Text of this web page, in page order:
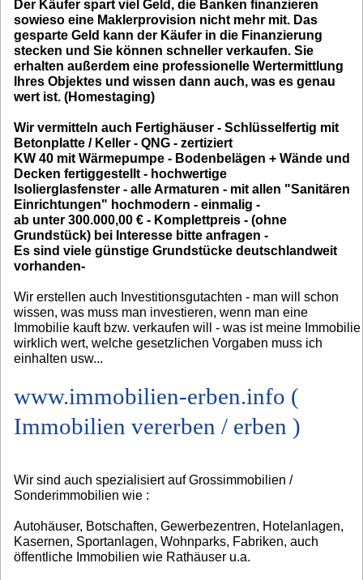
Der Käufer spart viel Geld, die Banken finanzieren
sowieso eine Maklerprovision nicht mehr mit. Das
gesparte Geld kann der Käufer in die Finanzierung
stecken und Sie können schneller verkaufen. Sie
erhalten außerdem eine professionelle Wertermittlung
Ihres Objektes und wissen dann auch, was es genau
wert ist. (Homestaging)
Wir vermitteln auch Fertighäuser - Schlüsselfertig mit
Betonplatte / Keller - QNG - zertiziert
KW 40 mit Wärmepumpe - Bodenbelägen + Wände und
Decken fertiggestellt - hochwertige
Isolierglasfenster - alle Armaturen - mit allen "Sanitären
Einrichtungen" hochmodern - einmalig -
ab unter 300.000,00 € - Komplettpreis - (ohne
Grundstück) bei Interesse bitte anfragen -
Es sind viele günstige Grundstücke deutschlandweit
vorhanden-
Wir erstellen auch Investitionsgutachten - man will schon
wissen, was muss man investieren, wenn man eine
Immobilie kauft bzw. verkaufen will - was ist meine Immobilie
wirklich wert, welche gesetzlichen Vorgaben muss ich
einhalten usw...
www.immobilien-erben.info (
Immobilien vererben / erben )
Wir sind auch spezialisiert auf Grossimmobilien /
Sonderimmobilien wie :
Autohäuser, Botschaften, Gewerbezentren, Hotelanlagen,
Kasernen, Sportanlagen, Wohnparks, Fabriken, auch
öffentliche Immobilien wie Rathäuser u.a.